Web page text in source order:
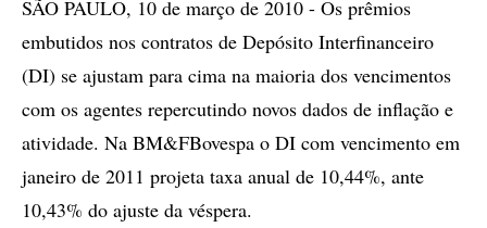
compartilhamento
SÃO PAULO, 10 de março de 2010 - Os prêmios
embutidos nos contratos de Depósito Interfinanceiro
(DI) se ajustam para cima na maioria dos vencimentos
com os agentes repercutindo novos dados de inflação e
atividade. Na BM&FBovespa o DI com vencimento em
janeiro de 2011 projeta taxa anual de 10,44%, ante
10,43% do ajuste da véspera.